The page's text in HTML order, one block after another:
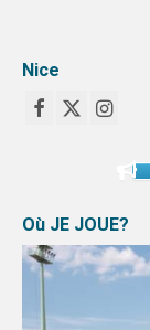
Nice
Où JE JOUE?